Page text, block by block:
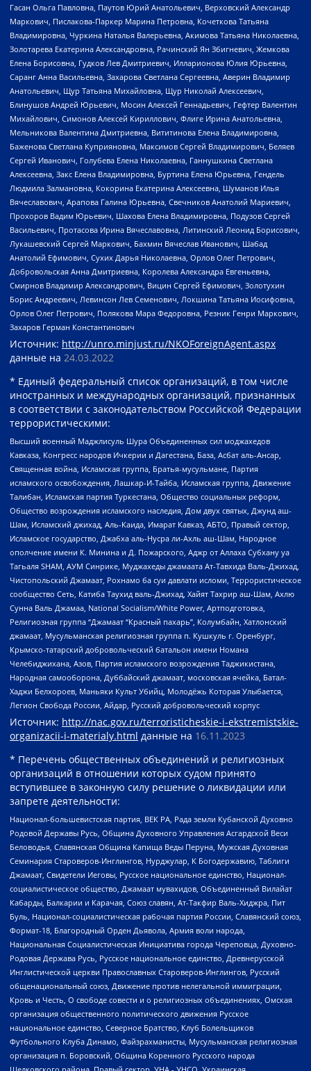
Гасан Ольга Павловна, Паутов Юрий Анатольевич, Верховский Александр
Маркович, Пислакова-Паркер Марина Петровна, Кочеткова Татьяна
Владимировна, Чуркина Наталья Валерьевна, Акимова Татьяна Николаевна,
Золотарева Екатерина Александровна, Рачинский Ян Збигневич, Жемкова
Елена Борисовна, Гудков Лев Дмитриевич, Илларионова Юлия Юрьевна,
Саранг Анна Васильевна, Захарова Светлана Сергеевна, Аверин Владимир
Анатольевич, Щур Татьяна Михайловна, Щур Николай Алексеевич,
Блинушов Андрей Юрьевич, Мосин Алексей Геннадьевич, Гефтер Валентин
Михайлович, Симонов Алексей Кириллович, Флиге Ирина Анатольевна,
Мельникова Валентина Дмитриевна, Вититинова Елена Владимировна,
Баженова Светлана Куприяновна, Максимов Сергей Владимирович, Беляев
Сергей Иванович, Голубева Елена Николаевна, Ганнушкина Светлана
Алексеевна, Закс Елена Владимировна, Буртина Елена Юрьевна, Гендель
Людмила Залмановна, Кокорина Екатерина Алексеевна, Шуманов Илья
Вячеславович, Арапова Галина Юрьевна, Свечников Анатолий Мариевич,
Прохоров Вадим Юрьевич, Шахова Елена Владимировна, Подузов Сергей
Васильевич, Протасова Ирина Вячеславовна, Литинский Леонид Борисович,
Лукашевский Сергей Маркович, Бахмин Вячеслав Иванович, Шабад
Анатолий Ефимович, Сухих Дарья Николаевна, Орлов Олег Петрович,
Добровольская Анна Дмитриевна, Королева Александра Евгеньевна,
Смирнов Владимир Александрович, Вицин Сергей Ефимович, Золотухин
Борис Андреевич, Левинсон Лев Семенович, Локшина Татьяна Иосифовна,
Орлов Олег Петрович, Полякова Мара Федоровна, Резник Генри Маркович,
Захаров Герман Константинович
Источник: http://unro.minjust.ru/NKOForeignAgent.aspx
данные на 24.03.2022
* Единый федеральный список организаций, в том числе
иностранных и международных организаций, признанных
в соответствии с законодательством Российской Федерации
террористическими:
Высший военный Маджлисуль Шура Объединенных сил моджахедов
Кавказа, Конгресс народов Ичкерии и Дагестана, База, Асбат аль-Ансар,
Священная война, Исламская группа, Братья-мусульмане, Партия
исламского освобождения, Лашкар-И-Тайба, Исламская группа, Движение
Талибан, Исламская партия Туркестана, Общество социальных реформ,
Общество возрождения исламского наследия, Дом двух святых, Джунд аш-
Шам, Исламский джихад, Аль-Каида, Имарат Кавказ, АБТО, Правый сектор,
Исламское государство, Джабха аль-Нусра ли-Ахль аш-Шам, Народное
ополчение имени К. Минина и Д. Пожарского, Аджр от Аллаха Субхану уа
Тагьаля SHAM, АУМ Синрике, Муджахеды джамаата Ат-Тавхида Валь-Джихад,
Чистопольский Джамаат, Рохнамо ба суи давлати исломи, Террористическое
сообщество Сеть, Катиба Таухид валь-Джихад, Хайят Тахрир аш-Шам, Ахлю
Сунна Валь Джамаа, National Socialism/White Power, Артподготовка,
Религиозная группа “Джамаат “Красный пахарь”, Колумбайн, Хатлонский
джамаат, Мусульманская религиозная группа п. Кушкуль г. Оренбург,
Крымско-татарский добровольческий батальон имени Номана
Челебиджихана, Азов, Партия исламского возрождения Таджикистана,
Народная самооборона, Дуббайский джамаат, московская ячейка, Батал-
Хаджи Белхороев, Маньяки Культ Убийц, Молодёжь Которая Улыбается,
Легион Свобода России, Айдар, Русский добровольческий корпус
Источник: http://nac.gov.ru/terroristicheskie-i-ekstremistskie-
organizacii-i-materialy.html данные на 16.11.2023
* Перечень общественных объединений и религиозных
организаций в отношении которых судом принято
вступившее в законную силу решение о ликвидации или
запрете деятельности:
Национал-большевистская партия, ВЕК РА, Рада земли Кубанской Духовно
Родовой Державы Русь, Община Духовного Управления Асгардской Веси
Беловодья, Славянская Община Капища Веды Перуна, Мужская Духовная
Семинария Староверов-Инглингов, Нурджулар, К Богодержавию, Таблиги
Джамаат, Свидетели Иеговы, Русское национальное единство, Национал-
социалистическое общество, Джамаат мувахидов, Объединенный Вилайат
Кабарды, Балкарии и Карачая, Союз славян, Ат-Такфир Валь-Хиджра, Пит
Буль, Национал-социалистическая рабочая партия России, Славянский союз,
Формат-18, Благородный Орден Дьявола, Армия воли народа,
Национальная Социалистическая Инициатива города Череповца, Духовно-
Родовая Держава Русь, Русское национальное единство, Древнерусской
Инглистической церкви Православных Староверов-Инглингов, Русский
общенациональный союз, Движение против нелегальной иммиграции,
Кровь и Честь, О свободе совести и о религиозных объединениях, Омская
организация общественного политического движения Русское
национальное единство, Северное Братство, Клуб Болельщиков
Футбольного Клуба Динамо, Файзрахманисты, Мусульманская религиозная
организация п. Боровский, Община Коренного Русского народа